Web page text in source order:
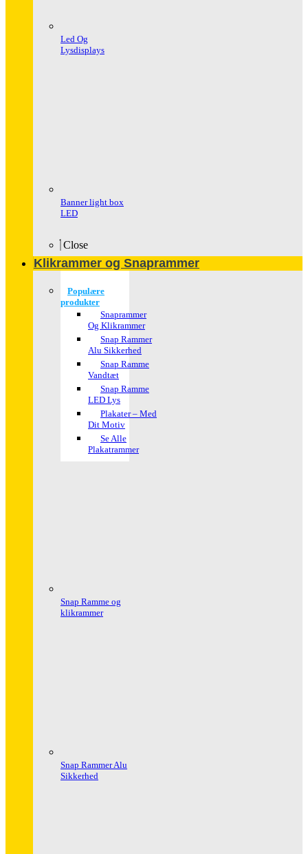
Led Og
Lysdisplays
Banner light box
LED
Close
Klikrammer og Snaprammer
Populære
produkter
Snaprammer
Og Klikrammer
Snap Rammer
Alu Sikkerhed
Snap Ramme
Vandtæt
Snap Ramme
LED Lys
Plakater – Med
Dit Motiv
Se Alle
Plakatrammer
Snap Ramme og
klikrammer
Snap Rammer Alu
Sikkerhed